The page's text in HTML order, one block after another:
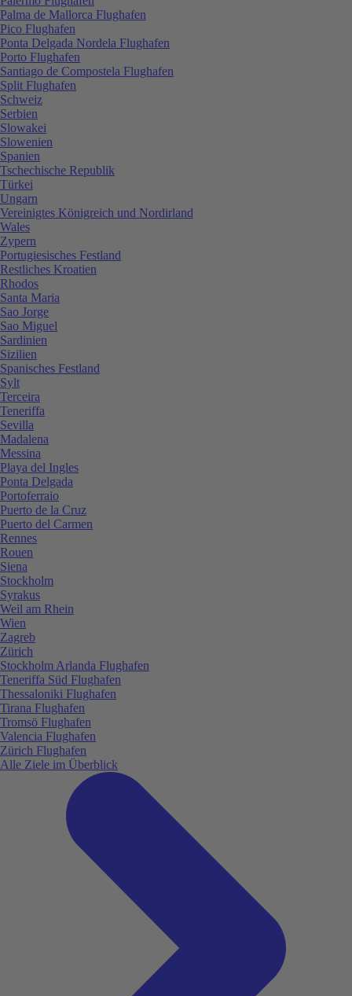
Palma de Mallorca Flughafen
Pico Flughafen
Ponta Delgada Nordela Flughafen
Porto Flughafen
Santiago de Compostela Flughafen
Split Flughafen
Schweiz
Serbien
Slowakei
Slowenien
Spanien
Tschechische Republik
Türkei
Ungarn
Vereinigtes Königreich und Nordirland
Wales
Zypern
Portugiesisches Festland
Restliches Kroatien
Rhodos
Santa Maria
Sao Jorge
Sao Miguel
Sardinien
Sizilien
Spanisches Festland
Sylt
Terceira
Teneriffa
Sevilla
Madalena
Messina
Playa del Ingles
Ponta Delgada
Portoferraio
Puerto de la Cruz
Puerto del Carmen
Rennes
Rouen
Siena
Stockholm
Syrakus
Weil am Rhein
Wien
Zagreb
Zürich
Stockholm Arlanda Flughafen
Teneriffa Süd Flughafen
Thessaloniki Flughafen
Tirana Flughafen
Tromsö Flughafen
Valencia Flughafen
Zürich Flughafen
Alle Ziele im Überblick